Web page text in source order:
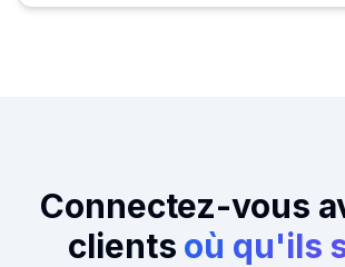
Connectez-vous
clients où qu'ils